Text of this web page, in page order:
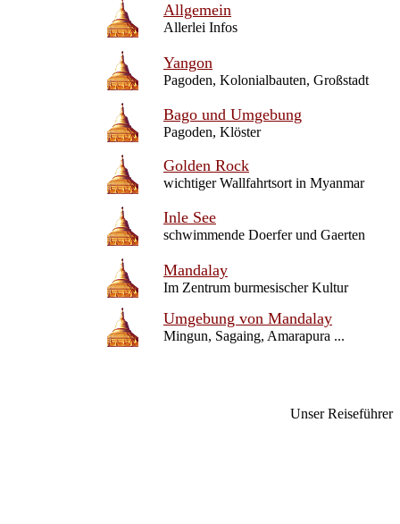
Allgemein
Allerlei Infos
Yangon
Pagoden, Kolonialbauten, Großstadt
Bago und Umgebung
Pagoden, Klöster
Golden Rock
wichtiger Wallfahrtsort in Myanmar
Inle See
schwimmende Doerfer und Gaerten
Mandalay
Im Zentrum burmesischer Kultur
Umgebung von Mandalay
Mingun, Sagaing, Amarapura ...
Unser Reiseführer